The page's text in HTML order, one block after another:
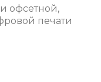
офсетной,
печати